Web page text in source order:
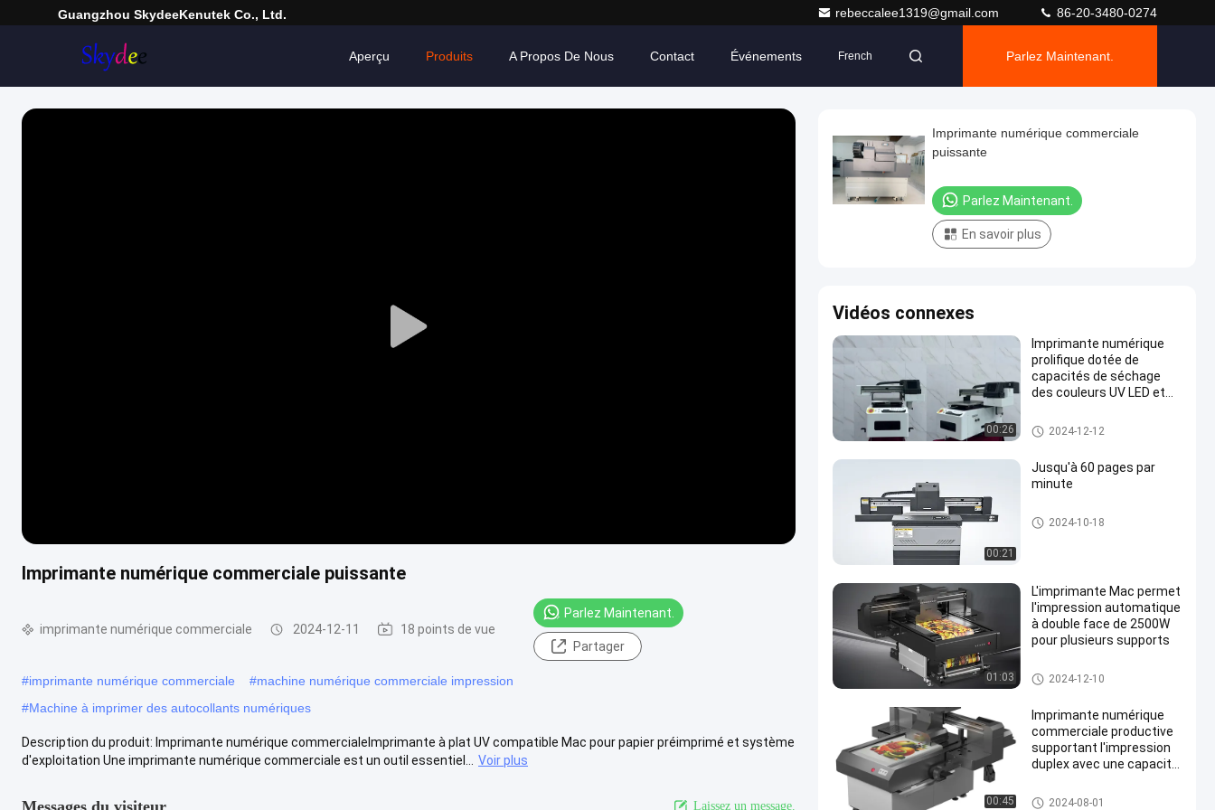
Guangzhou SkydeeKenutek Co., Ltd. rebeccalee1319@gmail.com 86-20-3480-0274
Aperçu Produits A Propos De Nous Contact Événements French Parlez Maintenant.
Play
Imprimante numérique commerciale puissante
imprimante numérique commerciale 2024-12-11 18 points de vue
Parlez Maintenant.
Partager
#imprimante numérique commerciale #machine numérique commerciale impression
#Machine à imprimer des autocollants numériques
Description du produit: Imprimante numérique commercialeImprimante à plat UV compatible Mac pour papier préimprimé et système
d'exploitation Une imprimante numérique commerciale est un outil essentiel...
Voir plus
Messages du visiteur Laissez un message.
Imprimante numérique commerciale
puissante
Parlez Maintenant.
En savoir plus
Vidéos connexes
00:26
Imprimante numérique
prolifique dotée de
capacités de séchage
des couleurs UV LED et
imprimante numérique comm
erciale
2024-12-12
00:21
Jusqu'à 60 pages par
minute
imprimante numérique comm
erciale
2024-10-18
01:03
L'imprimante Mac permet
l'impression automatique
à double face de 2500W
pour plusieurs supports
imprimante numérique comm
erciale
2024-12-10
00:45
Imprimante numérique
commerciale productive
supportant l'impression
duplex avec une capacité
imprimante numérique comm
2024-08-01